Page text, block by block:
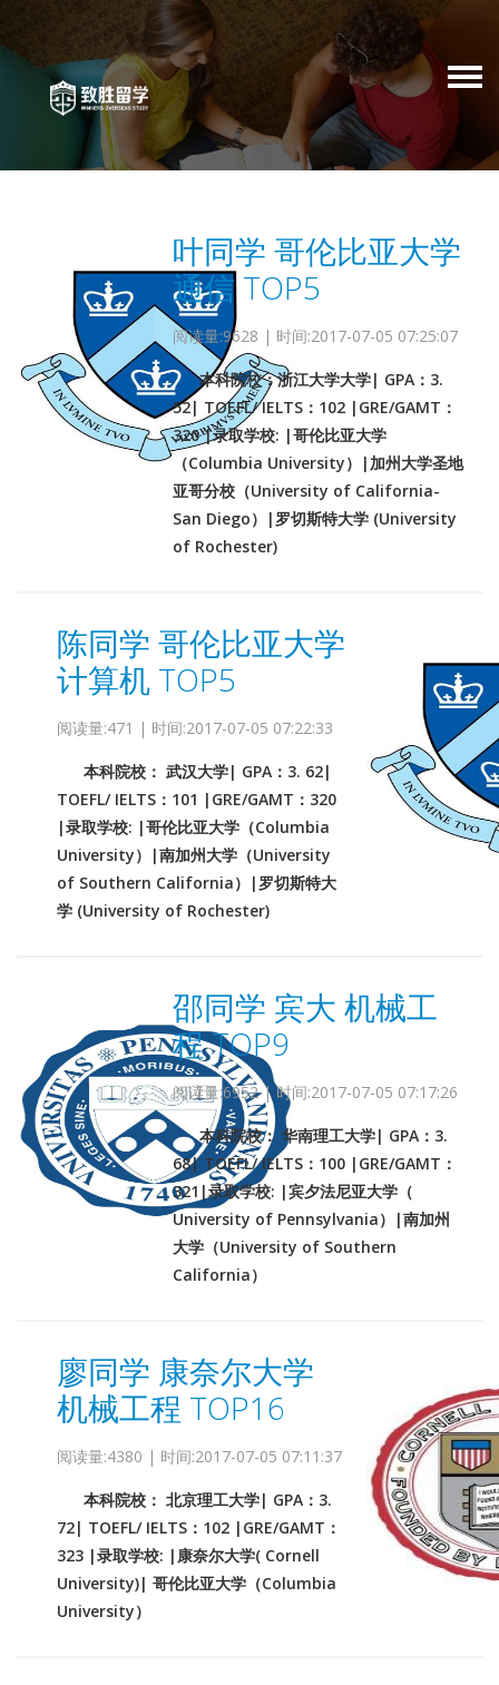
叶同学 哥伦比亚大学
通信 TOP5
阅读量:9628 | 时间:2017-07-05 07:25:07
本科院校：浙江大学大学| GPA：3.
52| TOEFL/ IELTS：102 |GRE/GAMT：
320 |录取学校: |哥伦比亚大学
（Columbia University）|加州大学圣地
亚哥分校（University of California-
San Diego）|罗切斯特大学 (University
of Rochester)
陈同学 哥伦比亚大学
计算机 TOP5
阅读量:471 | 时间:2017-07-05 07:22:33
本科院校： 武汉大学| GPA：3. 62|
TOEFL/ IELTS：101 |GRE/GAMT：320
|录取学校: |哥伦比亚大学（Columbia
University）|南加州大学（University
of Southern California）|罗切斯特大
学 (University of Rochester)
邵同学 宾大 机械工
程 TOP9
阅读量:6952 | 时间:2017-07-05 07:17:26
本科院校： 华南理工大学| GPA：3.
68| TOEFL/ IELTS：100 |GRE/GAMT：
321|录取学校: |宾夕法尼亚大学（
University of Pennsylvania）|南加州
大学（University of Southern
California）
廖同学 康奈尔大学
机械工程 TOP16
阅读量:4380 | 时间:2017-07-05 07:11:37
本科院校： 北京理工大学| GPA：3.
72| TOEFL/ IELTS：102 |GRE/GAMT：
323 |录取学校: |康奈尔大学( Cornell
University)| 哥伦比亚大学（Columbia
University）